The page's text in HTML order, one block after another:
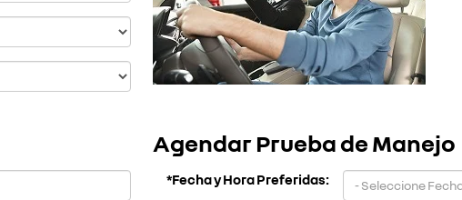
Agendar Prueba de Manejo
*Fecha y Hora Preferidas: